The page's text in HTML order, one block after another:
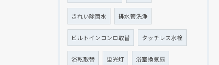
きれい除菌水 排水管洗浄
ビルトインコンロ取替 タッチレス水栓
浴乾取替 蛍光灯 浴室換気扇